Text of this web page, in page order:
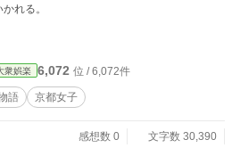
れる。
衆娯楽 6,072 位 / 6,072件
語 京都女子
感想数 0
文字数 30,390